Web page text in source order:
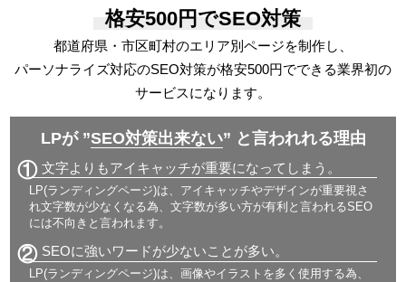
格安500円でSEO対策
都道府県・市区町村のエリア別ページを制作し、
パーソナライズ対応のSEO対策が格安500円でできる業界初の
サービスになります。
LPが ”SEO対策出来ない” と言われれる理由
① 文字よりもアイキャッチが重要になってしまう。
LP(ランディングページ)は、アイキャッチやデザインが重要視さ
れ文字数が少なくなる為、文字数が多い方が有利と言われるSEO
には不向きと言われます。
② SEOに強いワードが少ないことが多い。
LP(ランディングページ)は、画像やイラストを多く使用する為、